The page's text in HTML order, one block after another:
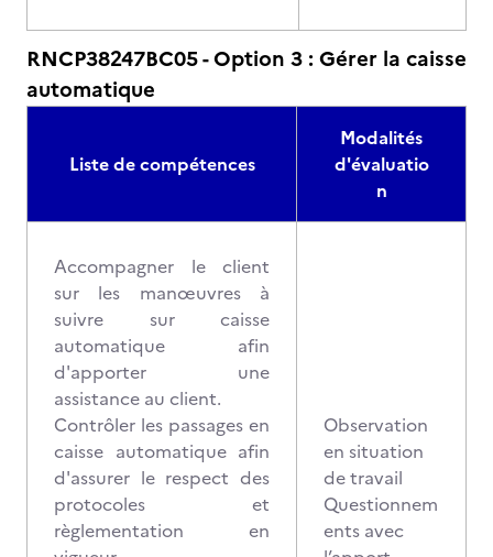
RNCP38247BC05 - Option 3 : Gérer la caisse
automatique
Liste de compétences
Modalités
d'évaluatio
n
Accompagner le client
sur les manœuvres à
suivre sur caisse
automatique afin
d'apporter une
assistance au client.
Contrôler les passages en
caisse automatique afin
d'assurer le respect des
protocoles et
règlementation en
Observation
en situation
de travail
Questionnem
ents avec